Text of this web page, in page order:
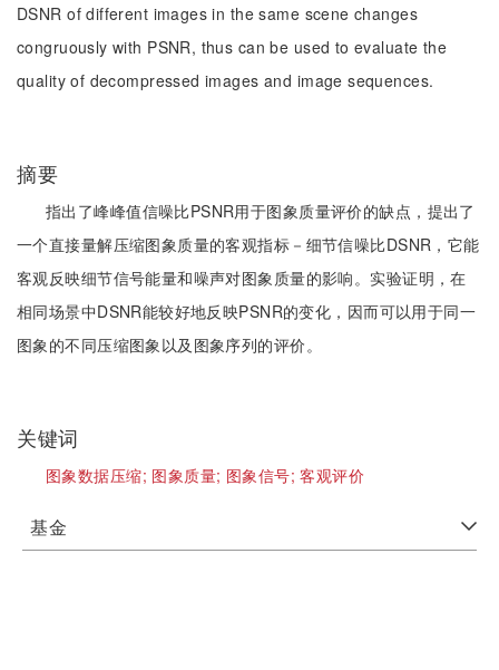
DSNR of different images in the same scene changes
congruously with PSNR, thus can be used to evaluate the
quality of decompressed images and image sequences.
摘要
指出了峰峰值信噪比PSNR用于图象质量评价的缺点，提出了
一个直接量解压缩图象质量的客观指标－细节信噪比DSNR，它能
客观反映细节信号能量和噪声对图象质量的影响。实验证明，在
相同场景中DSNR能较好地反映PSNR的变化，因而可以用于同一
图象的不同压缩图象以及图象序列的评价。
关键词
图象数据压缩; 图象质量; 图象信号;客观评价
基金